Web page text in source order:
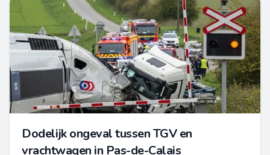
Dodelijk ongeval tussen TGV en
vrachtwagen in Pas-de-Calais